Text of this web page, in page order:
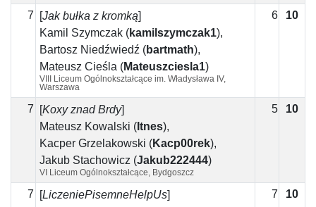
7 [Jak bułka z kromką]
Kamil Szymczak (kamilszymczak1),
Bartosz Niedźwiedź (bartmath),
Mateusz Cieśla (Mateuszciesla1)
VIII Liceum Ogólnokształcące im. Władysława IV,
Warszawa
6 10
7 [Koxy znad Brdy]
Mateusz Kowalski ( Itnes),
Kacper Grzelakowski (Kacp00rek),
Jakub Stachowicz (Jakub222444)
VI Liceum Ogólnokształcące, Bydgoszcz
5 10
7 [LiczeniePisemneHelpUs]
7 10